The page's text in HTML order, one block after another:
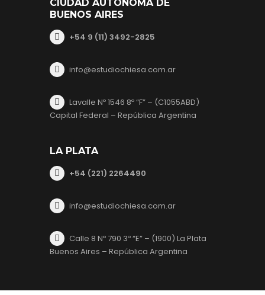
CIUDAD AUTÓNOMA DE
BUENOS AIRES
+54 9 (11) 3492-2825
info@estudiochiesa.com.ar
Lavalle Nº 1546 8º “F” – (C1055ABD)
Capital Federal – República Argentina
LA PLATA
+54 (221) 2264490
info@estudiochiesa.com.ar
Calle 8 Nº 790 3º “E” – (1900) La Plata
Buenos Aires – República Argentina